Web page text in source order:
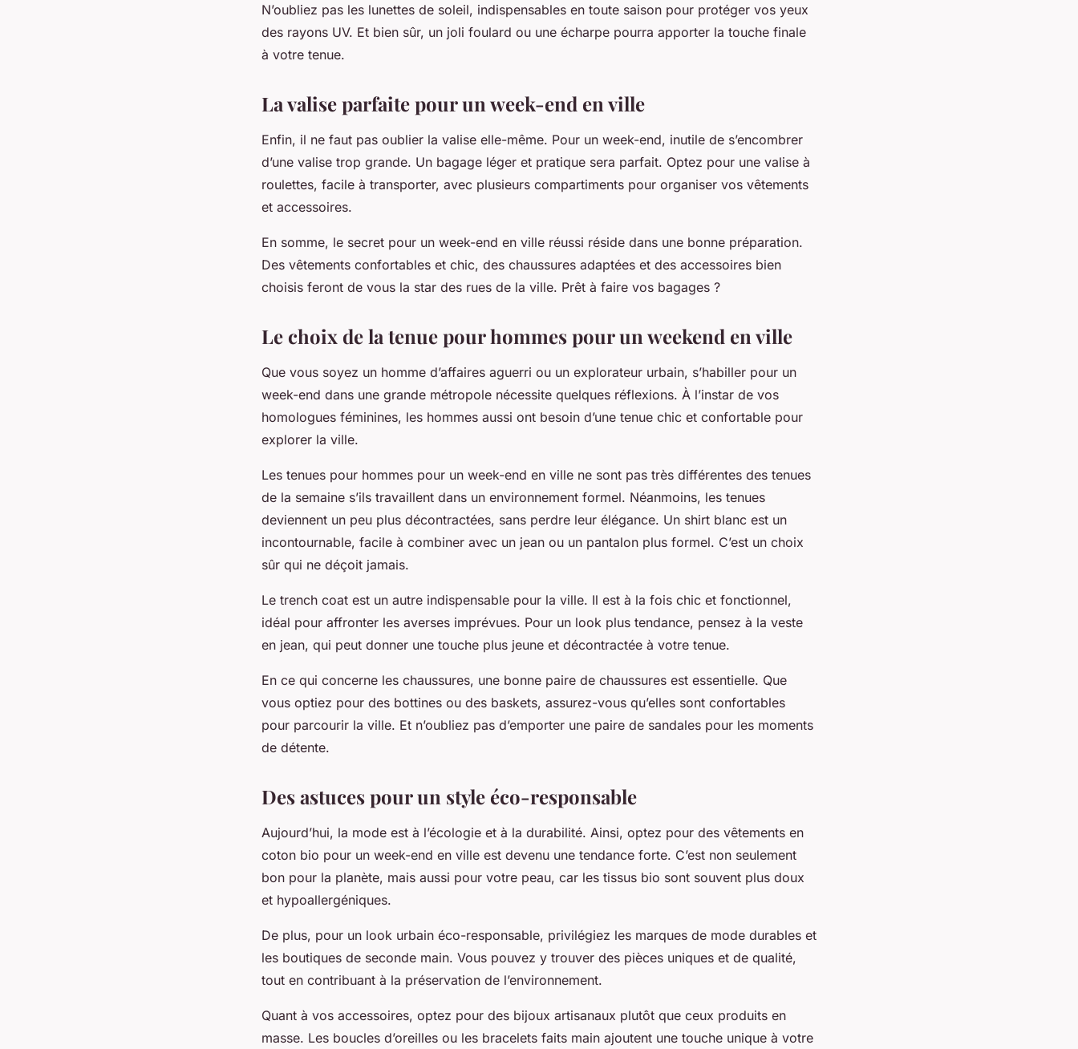
N’oubliez pas les lunettes de soleil, indispensables en toute saison pour protéger vos yeux
des rayons UV. Et bien sûr, un joli foulard ou une écharpe pourra apporter la touche finale
à votre tenue.
La valise parfaite pour un week-end en ville
Enfin, il ne faut pas oublier la valise elle-même. Pour un week-end, inutile de s’encombrer
d’une valise trop grande. Un bagage léger et pratique sera parfait. Optez pour une valise à
roulettes, facile à transporter, avec plusieurs compartiments pour organiser vos vêtements
et accessoires.
En somme, le secret pour un week-end en ville réussi réside dans une bonne préparation.
Des vêtements confortables et chic, des chaussures adaptées et des accessoires bien
choisis feront de vous la star des rues de la ville. Prêt à faire vos bagages ?
Le choix de la tenue pour hommes pour un weekend en ville
Que vous soyez un homme d’affaires aguerri ou un explorateur urbain, s’habiller pour un
week-end dans une grande métropole nécessite quelques réflexions. À l’instar de vos
homologues féminines, les hommes aussi ont besoin d’une tenue chic et confortable pour
explorer la ville.
Les tenues pour hommes pour un week-end en ville ne sont pas très différentes des tenues
de la semaine s’ils travaillent dans un environnement formel. Néanmoins, les tenues
deviennent un peu plus décontractées, sans perdre leur élégance. Un shirt blanc est un
incontournable, facile à combiner avec un jean ou un pantalon plus formel. C’est un choix
sûr qui ne déçoit jamais.
Le trench coat est un autre indispensable pour la ville. Il est à la fois chic et fonctionnel,
idéal pour affronter les averses imprévues. Pour un look plus tendance, pensez à la veste
en jean, qui peut donner une touche plus jeune et décontractée à votre tenue.
En ce qui concerne les chaussures, une bonne paire de chaussures est essentielle. Que
vous optiez pour des bottines ou des baskets, assurez-vous qu’elles sont confortables
pour parcourir la ville. Et n’oubliez pas d’emporter une paire de sandales pour les moments
de détente.
Des astuces pour un style éco-responsable
Aujourd’hui, la mode est à l’écologie et à la durabilité. Ainsi, optez pour des vêtements en
coton bio pour un week-end en ville est devenu une tendance forte. C’est non seulement
bon pour la planète, mais aussi pour votre peau, car les tissus bio sont souvent plus doux
et hypoallergéniques.
De plus, pour un look urbain éco-responsable, privilégiez les marques de mode durables et
les boutiques de seconde main. Vous pouvez y trouver des pièces uniques et de qualité,
tout en contribuant à la préservation de l’environnement.
Quant à vos accessoires, optez pour des bijoux artisanaux plutôt que ceux produits en
masse. Les boucles d’oreilles ou les bracelets faits main ajoutent une touche unique à votre